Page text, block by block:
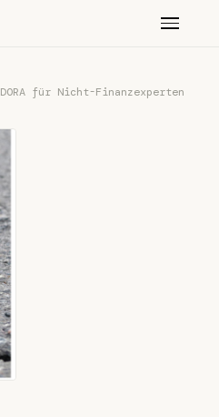
DORA für Nicht-Finanzexperten